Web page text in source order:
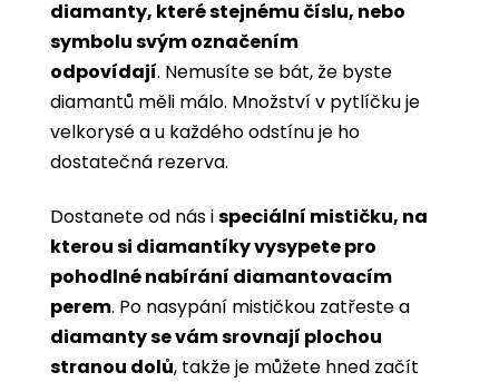
diamanty, které stejnému číslu, nebo
symbolu svým označením
odpovídají. Nemusíte se bát, že byste
diamantů měli málo. Množství v pytlíčku je
velkorysé a u každého odstínu je ho
dostatečná rezerva.
Dostanete od nás ispeciální mističku, na
kterou si diamantíky vysypete pro
pohodlné nabírání diamantovacím
perem. Po nasypání mističkou zatřeste a
diamanty se vám srovnají plochou
stranou dolů, takže je můžete hned začít